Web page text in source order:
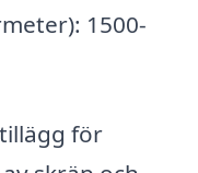
1500-
för